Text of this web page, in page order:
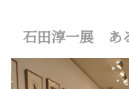
石田淳一展 あ